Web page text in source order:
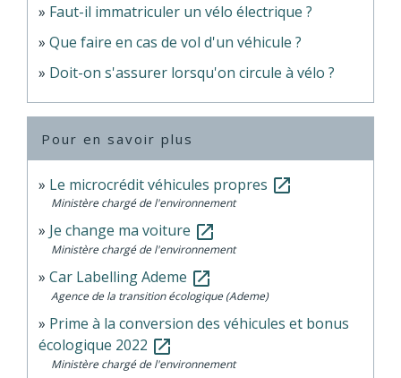
Faut-il immatriculer un vélo électrique ?
Que faire en cas de vol d'un véhicule ?
Doit-on s'assurer lorsqu'on circule à vélo ?
Pour en savoir plus
Le microcrédit véhicules propres open_in_new
Ministère chargé de l'environnement
Je change ma voiture open_in_new
Ministère chargé de l'environnement
Car Labelling Ademe open_in_new
Agence de la transition écologique (Ademe)
Prime à la conversion des véhicules et bonus
écologique 2022 open_in_new
Ministère chargé de l'environnement